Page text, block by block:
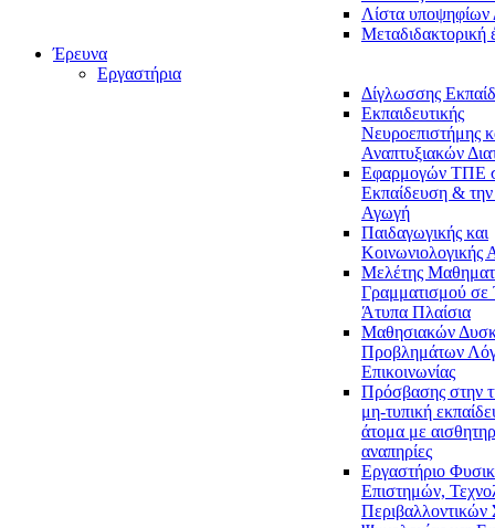
Λίστα υποψηφίων
Μεταδιδακτορική
Έρευνα
Εργαστήρια
Δίγλωσσης
Εκπαιδευτικής
Νευροεπιστήμης
Αναπτυξιακών
Εφαρμογών ΤΠΕ
Εκπαίδευση & την
Αγωγή
Παιδαγωγικής και
Κοινωνιολογικής
Μελέτης
Γραμματισμού σε
Άτυπα Πλαίσια
Μαθησιακών
Προβλημάτων
Επικοινωνίας
Πρόσβασης στην
μη-τυπική
άτομα με
αναπηρίες
Εργαστήριο
Επιστημών,